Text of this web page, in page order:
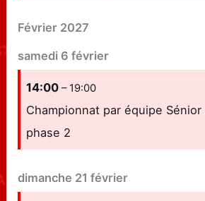
Février 2027
samedi 6 février
14:00– 19:00
Championnat par équipe
phase 2
dimanche 21 février